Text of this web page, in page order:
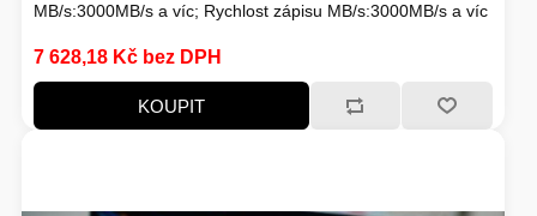
HERNÍ STOLY
NABÍJECÍ STANICE
SVÍTILNY
MB/s:3000MB/s a víc; Rychlost zápisu MB/s:3000MB/s a víc
7 628,18 Kč bez DPH
KOUPIT